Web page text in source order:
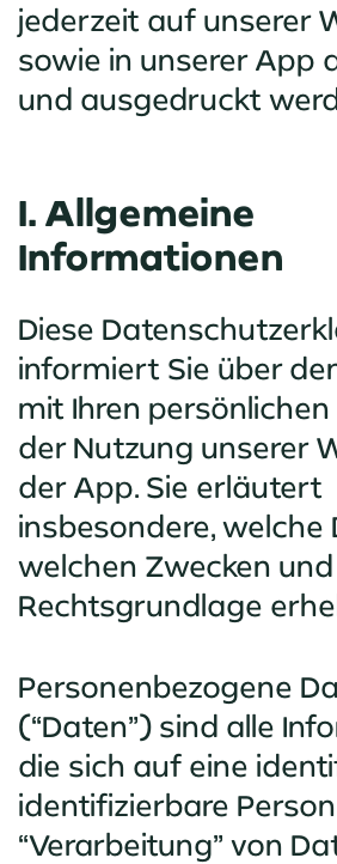
jederzeit auf unserer
sowie in unserer App
und ausgedruckt
I. Allgemeine
Informationen
Diese
informiert Sie über
mit Ihren
der Nutzung unserer
der App. Sie erläutert
insbesondere, welche
welchen Zwecken
Rechtsgrundlage
Personenbezogene
(“Daten”) sind alle
die sich auf eine
identifizierbare
“Verarbeitung” von